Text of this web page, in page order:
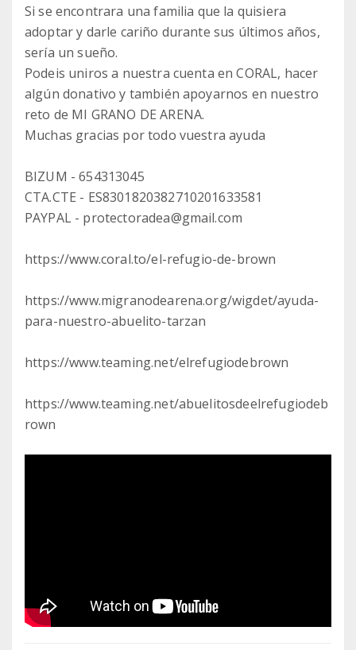
Si se encontrara una familia que la quisiera
adoptar y darle cariño durante sus últimos años,
sería un sueño.
Podeis uniros a nuestra cuenta en CORAL, hacer
algún donativo y también apoyarnos en nuestro
reto de MI GRANO DE ARENA.
Muchas gracias por todo vuestra ayuda
BIZUM - 654313045
CTA.CTE - ES8301820382710201633581
PAYPAL - protectoradea@gmail.com
https://www.coral.to/el-refugio-de-brown
https://www.migranodearena.org/wigdet/ayuda-
para-nuestro-abuelito-tarzan
https://www.teaming.net/elrefugiodebrown
https://www.teaming.net/abuelitosdeelrefugiodeb
rown